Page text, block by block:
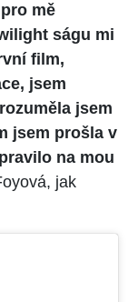
mě
ságu mi
film,
jsem
jsem
jsem prošla v
na mou
jak